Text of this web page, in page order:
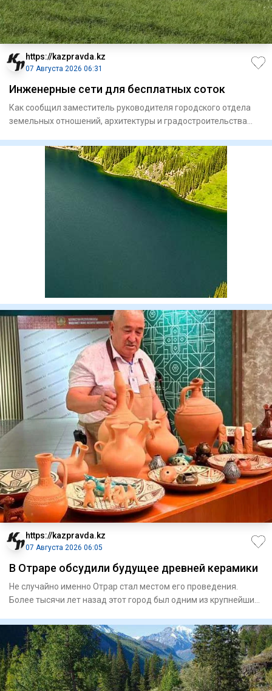
https://kazpravda.kz
07 Августа 2026 06:31
Инженерные сети для бесплатных соток
Как сообщил заместитель руководителя городского отдела
земельных отношений, архитектуры и градостроительства
https://kazpravda.kz
07 Августа 2026 06:05
В Отраре обсудили будущее древней керамики
Не случайно именно Отрар стал местом его проведения.
Более тысячи лет назад этот город был одним из крупнейших